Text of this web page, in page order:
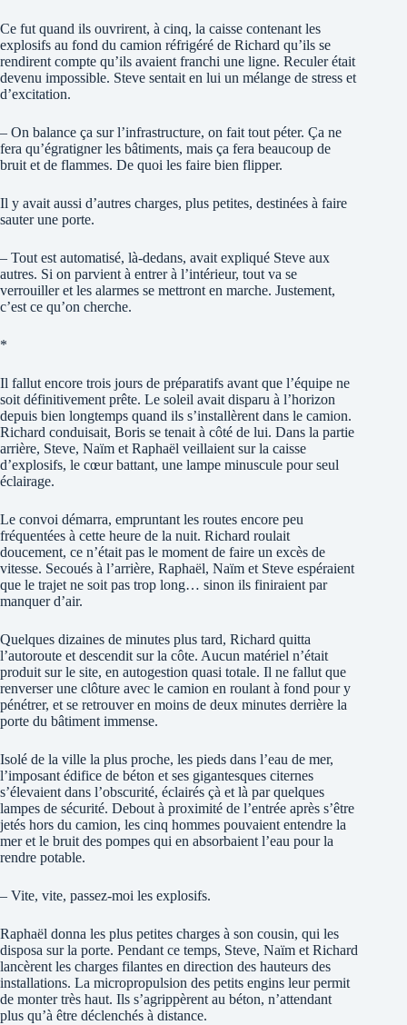
Ce fut quand ils ouvrirent, à cinq, la caisse contenant les
explosifs au fond du camion réfrigéré de Richard qu’ils se
rendirent compte qu’ils avaient franchi une ligne. Reculer était
devenu impossible. Steve sentait en lui un mélange de stress et
d’excitation.
– On balance ça sur l’infrastructure, on fait tout péter. Ça ne
fera qu’égratigner les bâtiments, mais ça fera beaucoup de
bruit et de flammes. De quoi les faire bien flipper.
Il y avait aussi d’autres charges, plus petites, destinées à faire
sauter une porte.
– Tout est automatisé, là-dedans, avait expliqué Steve aux
autres. Si on parvient à entrer à l’intérieur, tout va se
verrouiller et les alarmes se mettront en marche. Justement,
c’est ce qu’on cherche.
*
Il fallut encore trois jours de préparatifs avant que l’équipe ne
soit définitivement prête. Le soleil avait disparu à l’horizon
depuis bien longtemps quand ils s’installèrent dans le camion.
Richard conduisait, Boris se tenait à côté de lui. Dans la partie
arrière, Steve, Naïm et Raphaël veillaient sur la caisse
d’explosifs, le cœur battant, une lampe minuscule pour seul
éclairage.
Le convoi démarra, empruntant les routes encore peu
fréquentées à cette heure de la nuit. Richard roulait
doucement, ce n’était pas le moment de faire un excès de
vitesse. Secoués à l’arrière, Raphaël, Naïm et Steve espéraient
que le trajet ne soit pas trop long… sinon ils finiraient par
manquer d’air.
Quelques dizaines de minutes plus tard, Richard quitta
l’autoroute et descendit sur la côte. Aucun matériel n’était
produit sur le site, en autogestion quasi totale. Il ne fallut que
renverser une clôture avec le camion en roulant à fond pour y
pénétrer, et se retrouver en moins de deux minutes derrière la
porte du bâtiment immense.
Isolé de la ville la plus proche, les pieds dans l’eau de mer,
l’imposant édifice de béton et ses gigantesques citernes
s’élevaient dans l’obscurité, éclairés çà et là par quelques
lampes de sécurité. Debout à proximité de l’entrée après s’être
jetés hors du camion, les cinq hommes pouvaient entendre la
mer et le bruit des pompes qui en absorbaient l’eau pour la
rendre potable.
– Vite, vite, passez-moi les explosifs.
Raphaël donna les plus petites charges à son cousin, qui les
disposa sur la porte. Pendant ce temps, Steve, Naïm et Richard
lancèrent les charges filantes en direction des hauteurs des
installations. La micropropulsion des petits engins leur permit
de monter très haut. Ils s’agrippèrent au béton, n’attendant
plus qu’à être déclenchés à distance.